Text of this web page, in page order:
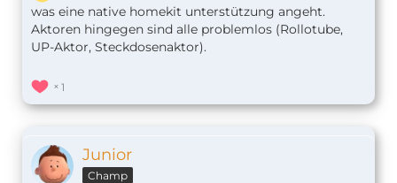
was eine native homekit unterstützung angeht.
Aktoren hingegen sind alle problemlos (Rollotube,
UP-Aktor, Steckdosenaktor).
1
Junior
Champ